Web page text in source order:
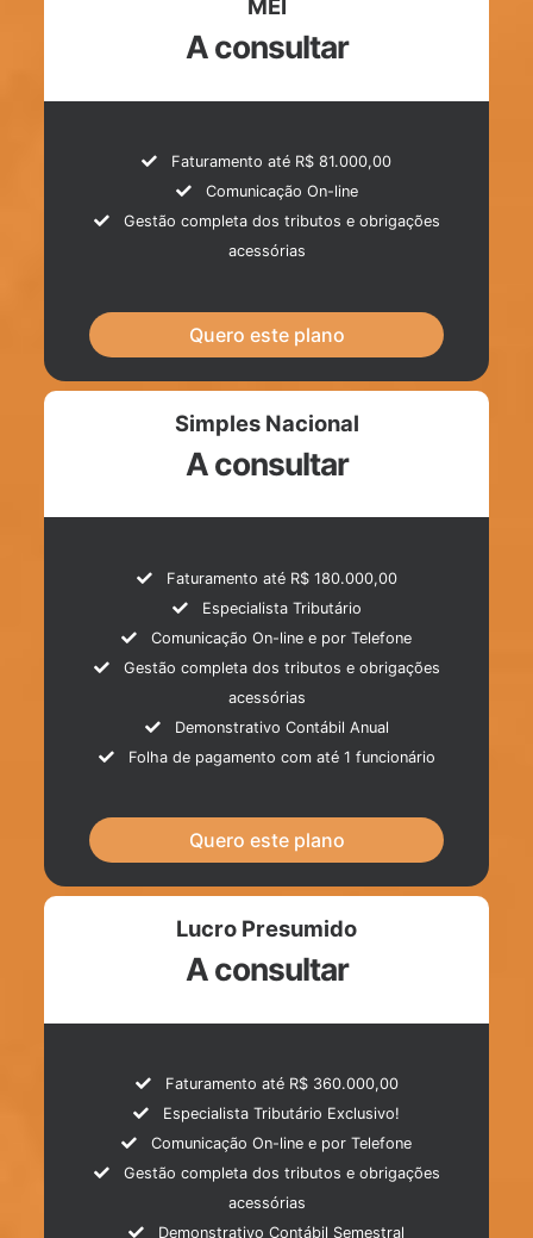
MEI
A consultar
Faturamento até R$ 81.000,00
Comunicação On-line
Gestão completa dos tributos e obrigações
acessórias
Quero este plano
Simples Nacional
A consultar
Faturamento até R$ 180.000,00
Especialista Tributário
Comunicação On-line e por Telefone
Gestão completa dos tributos e obrigações
acessórias
Demonstrativo Contábil Anual
Folha de pagamento com até 1 funcionário
Quero este plano
Lucro Presumido
A consultar
Faturamento até R$ 360.000,00
Especialista Tributário Exclusivo!
Comunicação On-line e por Telefone
Gestão completa dos tributos e obrigações
acessórias
Demonstrativo Contábil Semestral